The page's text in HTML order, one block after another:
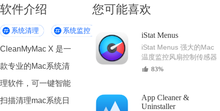
软件介绍
系统清理 系统监控
CleanMyMac X 是一
款专业的Mac系统清
理软件，可一键智能
扫描清理mac系统日
您可能喜欢
iStat Menus
iStat Menus 强大的Mac
温度监控风扇控制传感器
系统监控工具
83%
App Cleaner &
Uninstaller